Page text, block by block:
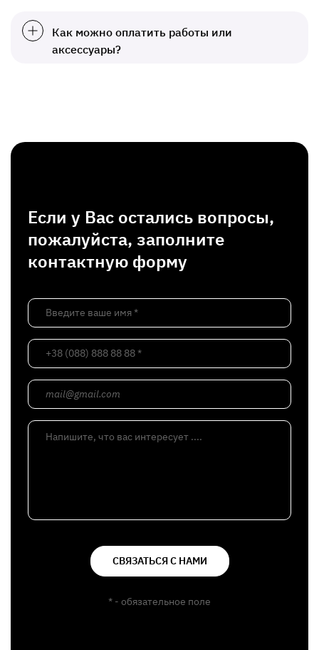
Как можно оплатить работы или
аксессуары?
Если у Вас остались вопросы,
пожалуйста, заполните
контактную форму
Введите ваше имя *
+38 (088) 888 88 88 *
mail@gmail.com
Напишите, что вас интересует ....
СВЯЗАТЬСЯ С НАМИ
* - обязательное поле